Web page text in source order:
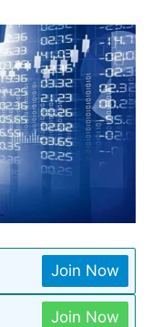
Join Now
Join Now